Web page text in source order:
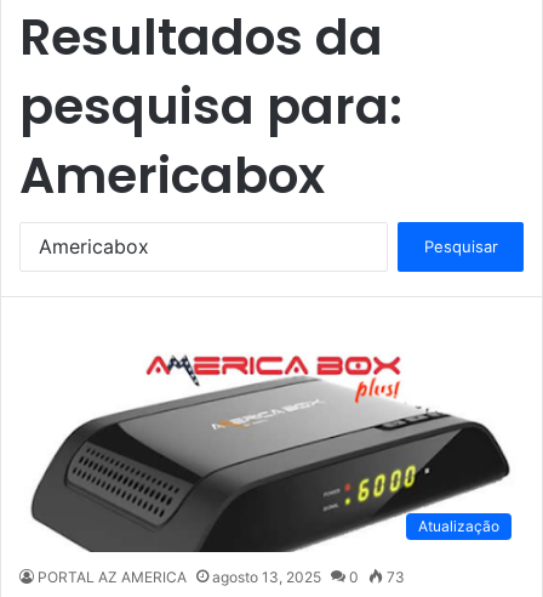
Resultados da
pesquisa para:
Americabox
i
s
r
o
r
Atualização
PORTAL AZ AMERICA agosto 13, 2025 0 73